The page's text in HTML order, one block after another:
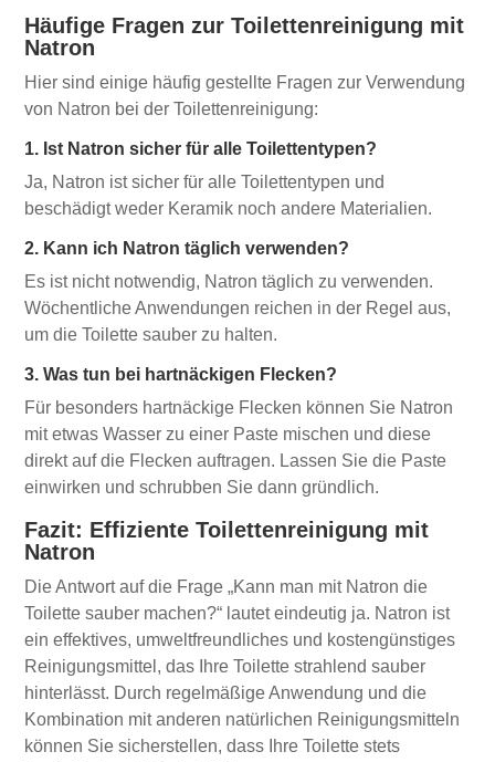
Häufige Fragen zur Toilettenreinigung mit
Natron
Hier sind einige häufig gestellte Fragen zur Verwendung
von Natron bei der Toilettenreinigung:
1. Ist Natron sicher für alle Toilettentypen?
Ja, Natron ist sicher für alle Toilettentypen und
beschädigt weder Keramik noch andere Materialien.
2. Kann ich Natron täglich verwenden?
Es ist nicht notwendig, Natron täglich zu verwenden.
Wöchentliche Anwendungen reichen in der Regel aus,
um die Toilette sauber zu halten.
3. Was tun bei hartnäckigen Flecken?
Für besonders hartnäckige Flecken können Sie Natron
mit etwas Wasser zu einer Paste mischen und diese
direkt auf die Flecken auftragen. Lassen Sie die Paste
einwirken und schrubben Sie dann gründlich.
Fazit: Effiziente Toilettenreinigung mit
Natron
Die Antwort auf die Frage „Kann man mit Natron die
Toilette sauber machen?“ lautet eindeutig ja. Natron ist
ein effektives, umweltfreundliches und kostengünstiges
Reinigungsmittel, das Ihre Toilette strahlend sauber
hinterlässt. Durch regelmäßige Anwendung und die
Kombination mit anderen natürlichen Reinigungsmitteln
können Sie sicherstellen, dass Ihre Toilette stets